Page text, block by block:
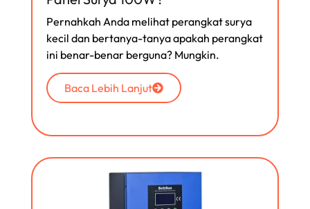
Pernahkah Anda melihat perangkat surya
kecil dan bertanya-tanya apakah perangkat
ini benar-benar berguna? Mungkin.
Baca Lebih Lanjut